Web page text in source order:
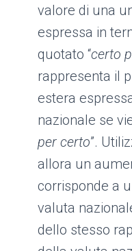
valore di una
espressa in
quotato “certo
rappresenta il
estera
nazionale se
per certo”.
allora un
corrisponde a
valuta
dello stesso